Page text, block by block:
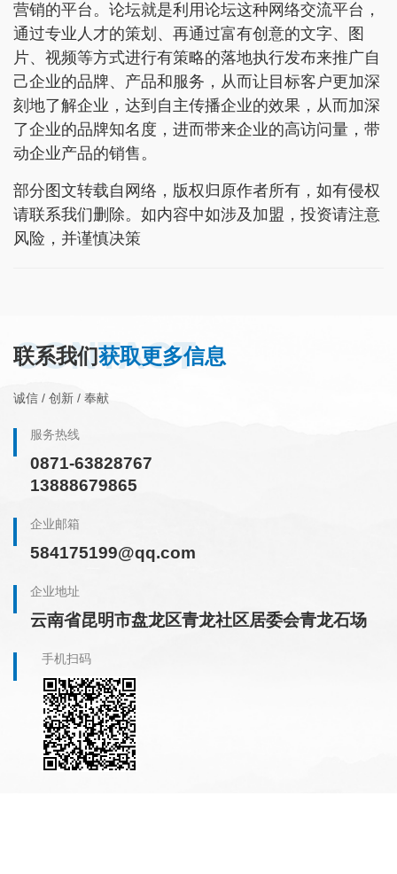
营销的平台。论坛就是利用论坛这种网络交流平台，
通过专业人才的策划、再通过富有创意的文字、图
片、视频等方式进行有策略的落地执行发布来推广自
己企业的品牌、产品和服务，从而让目标客户更加深
刻地了解企业，达到自主传播企业的效果，从而加深
了企业的品牌知名度，进而带来企业的高访问量，带
动企业产品的销售。
部分图文转载自网络，版权归原作者所有，如有侵权
请联系我们删除。如内容中如涉及加盟，投资请注意
风险，并谨慎决策
CONTACT
联系我们获取更多信息
诚信 / 创新 / 奉献
服务热线
0871-63828767
13888679865
企业邮箱
584175199@qq.com
企业地址
云南省昆明市盘龙区青龙社区居委会青龙石场
手机扫码